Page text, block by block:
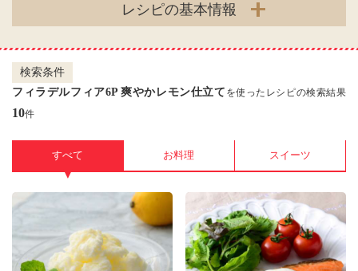
レシピの基本情報
検索条件
フィラデルフィア6P 爽やかレモン仕立て を使ったレシピの検索結果
10件
すべて
▼
お料理 スイーツ